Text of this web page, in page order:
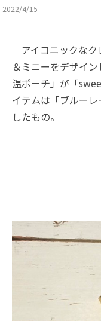
2022/4/15
アイコニックなク
＆ミニーをデザイ
温ポーチ」が「
イテムは「ブルー
したもの。